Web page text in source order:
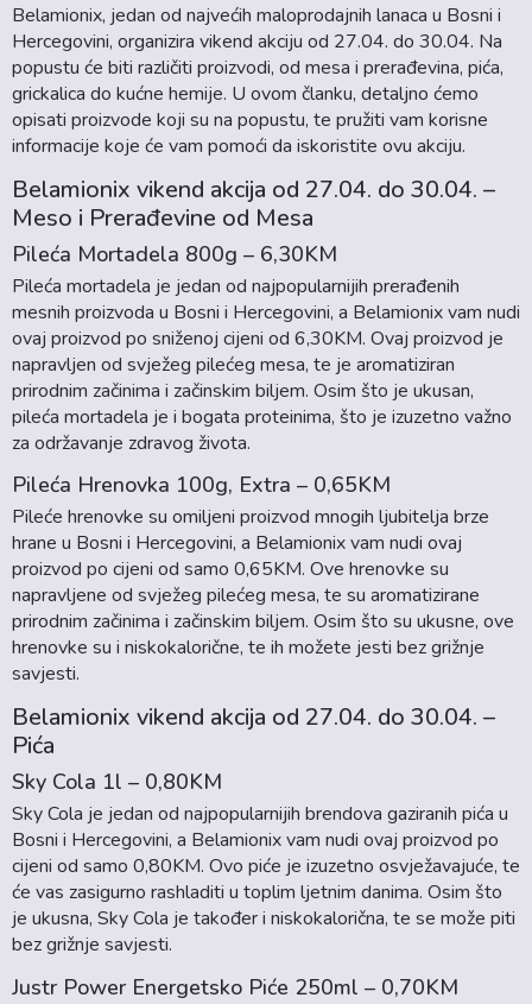
Belamionix, jedan od najvećih maloprodajnih lanaca u Bosni i
Hercegovini, organizira vikend akciju od 27.04. do 30.04. Na
popustu će biti različiti proizvodi, od mesa i prerađevina, pića,
grickalica do kućne hemije. U ovom članku, detaljno ćemo
opisati proizvode koji su na popustu, te pružiti vam korisne
informacije koje će vam pomoći da iskoristite ovu akciju.
Belamionix vikend akcija od 27.04. do 30.04. –
Meso i Prerađevine od Mesa
Pileća Mortadela 800g – 6,30KM
Pileća mortadela je jedan od najpopularnijih prerađenih
mesnih proizvoda u Bosni i Hercegovini, a Belamionix vam nudi
ovaj proizvod po sniženoj cijeni od 6,30KM. Ovaj proizvod je
napravljen od svježeg pilećeg mesa, te je aromatiziran
prirodnim začinima i začinskim biljem. Osim što je ukusan,
pileća mortadela je i bogata proteinima, što je izuzetno važno
za održavanje zdravog života.
Pileća Hrenovka 100g, Extra – 0,65KM
Pileće hrenovke su omiljeni proizvod mnogih ljubitelja brze
hrane u Bosni i Hercegovini, a Belamionix vam nudi ovaj
proizvod po cijeni od samo 0,65KM. Ove hrenovke su
napravljene od svježeg pilećeg mesa, te su aromatizirane
prirodnim začinima i začinskim biljem. Osim što su ukusne, ove
hrenovke su i niskokalorične, te ih možete jesti bez grižnje
savjesti.
Belamionix vikend akcija od 27.04. do 30.04. –
Pića
Sky Cola 1l – 0,80KM
Sky Cola je jedan od najpopularnijih brendova gaziranih pića u
Bosni i Hercegovini, a Belamionix vam nudi ovaj proizvod po
cijeni od samo 0,80KM. Ovo piće je izuzetno osvježavajuće, te
će vas zasigurno rashladiti u toplim ljetnim danima. Osim što
je ukusna, Sky Cola je također i niskokalorična, te se može piti
bez grižnje savjesti.
Justr Power Energetsko Piće 250ml – 0,70KM